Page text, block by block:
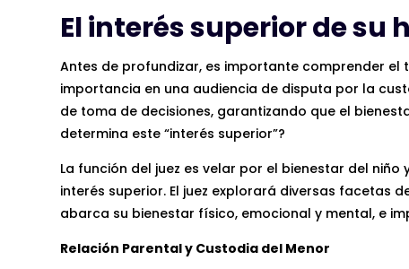
El interés superior de su
Antes de profundizar, es importante comprender el
importancia en una audiencia de disputa por la
de toma de decisiones, garantizando que el
determina este “interés superior”?
La función del juez es velar por el bienestar del
interés superior. El juez explorará diversas facetas
abarca su bienestar físico, emocional y mental, e
Relación Parental y Custodia del Menor